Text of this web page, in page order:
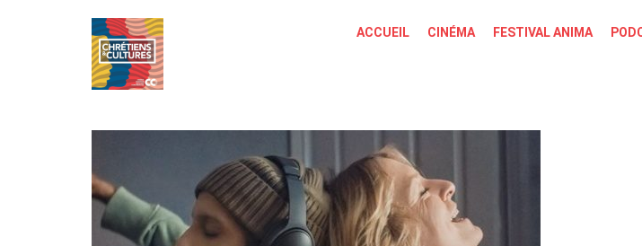
ACCUEIL CINÉMA FESTIVAL ANIMA